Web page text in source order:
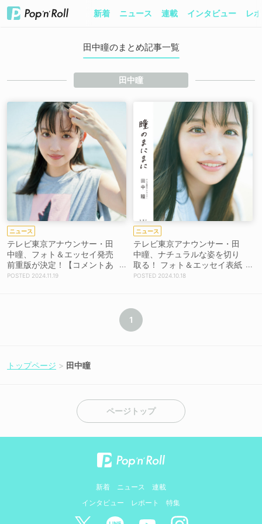
新着 ニュース 連載 インタビュー レ
田中瞳のまとめ記事一覧
田中瞳
ニュース
テレビ東京アナウンサー・田
中瞳、フォト＆エッセイ発売
前重版が決定！【コメントあ
り】
2024.11.19
ニュース
テレビ東京アナウンサー・田
中瞳、ナチュラルな姿を切り
取る！ フォト＆エッセイ表紙
解禁
2024.10.18
1
トップページ 田中瞳
ページトップ
新着 ニュース
連載
インタビュー
レポート 特集